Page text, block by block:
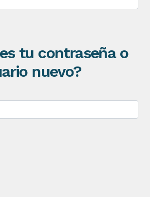
tu contraseña o
nuevo?